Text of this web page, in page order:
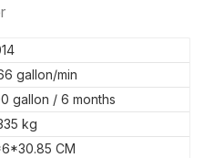
gallon/min
gallon / 6 months
kg
CM